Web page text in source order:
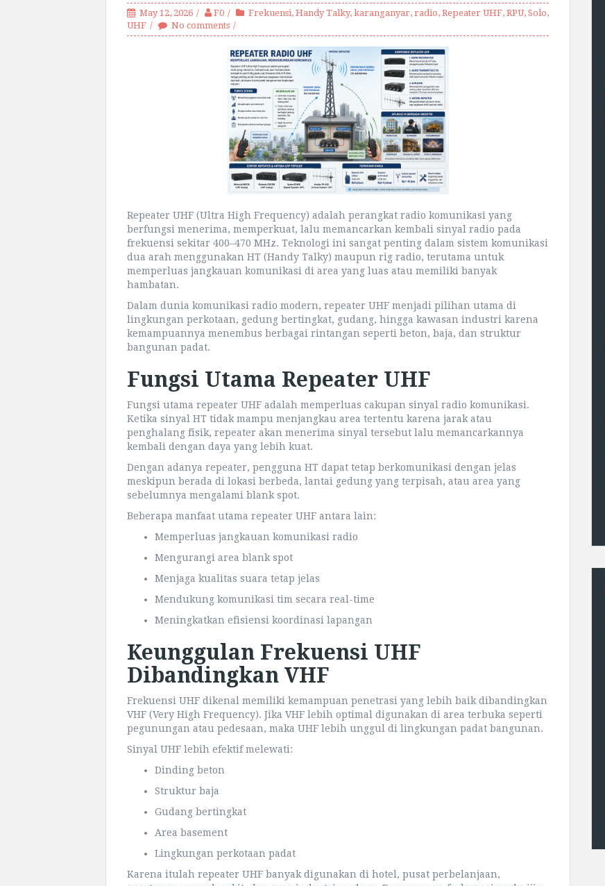
May 12, 2026 F0 Frekuensi, Handy Talky, karanganyar, radio, Repeater UHF, RPU, Solo,
UHF
No comments
Repeater UHF (Ultra High Frequency) adalah perangkat radio komunikasi yang
berfungsi menerima, memperkuat, lalu memancarkan kembali sinyal radio pada
frekuensi sekitar 400–470 MHz. Teknologi ini sangat penting dalam sistem komunikasi
dua arah menggunakan HT (Handy Talky) maupun rig radio, terutama untuk
memperluas jangkauan komunikasi di area yang luas atau memiliki banyak
hambatan.
Dalam dunia komunikasi radio modern, repeater UHF menjadi pilihan utama di
lingkungan perkotaan, gedung bertingkat, gudang, hingga kawasan industri karena
kemampuannya menembus berbagai rintangan seperti beton, baja, dan struktur
bangunan padat.
Fungsi Utama Repeater UHF
Fungsi utama repeater UHF adalah memperluas cakupan sinyal radio komunikasi.
Ketika sinyal HT tidak mampu menjangkau area tertentu karena jarak atau
penghalang fisik, repeater akan menerima sinyal tersebut lalu memancarkannya
kembali dengan daya yang lebih kuat.
Dengan adanya repeater, pengguna HT dapat tetap berkomunikasi dengan jelas
meskipun berada di lokasi berbeda, lantai gedung yang terpisah, atau area yang
sebelumnya mengalami blank spot.
Beberapa manfaat utama repeater UHF antara lain:
Memperluas jangkauan komunikasi radio
Mengurangi area blank spot
Menjaga kualitas suara tetap jelas
Mendukung komunikasi tim secara real-time
Meningkatkan efisiensi koordinasi lapangan
Keunggulan Frekuensi UHF
Dibandingkan VHF
Frekuensi UHF dikenal memiliki kemampuan penetrasi yang lebih baik dibandingkan
VHF (Very High Frequency). Jika VHF lebih optimal digunakan di area terbuka seperti
pegunungan atau pedesaan, maka UHF lebih unggul di lingkungan padat bangunan.
Sinyal UHF lebih efektif melewati:
Dinding beton
Struktur baja
Gudang bertingkat
Area basement
Lingkungan perkotaan padat
Karena itulah repeater UHF banyak digunakan di hotel, pusat perbelanjaan,